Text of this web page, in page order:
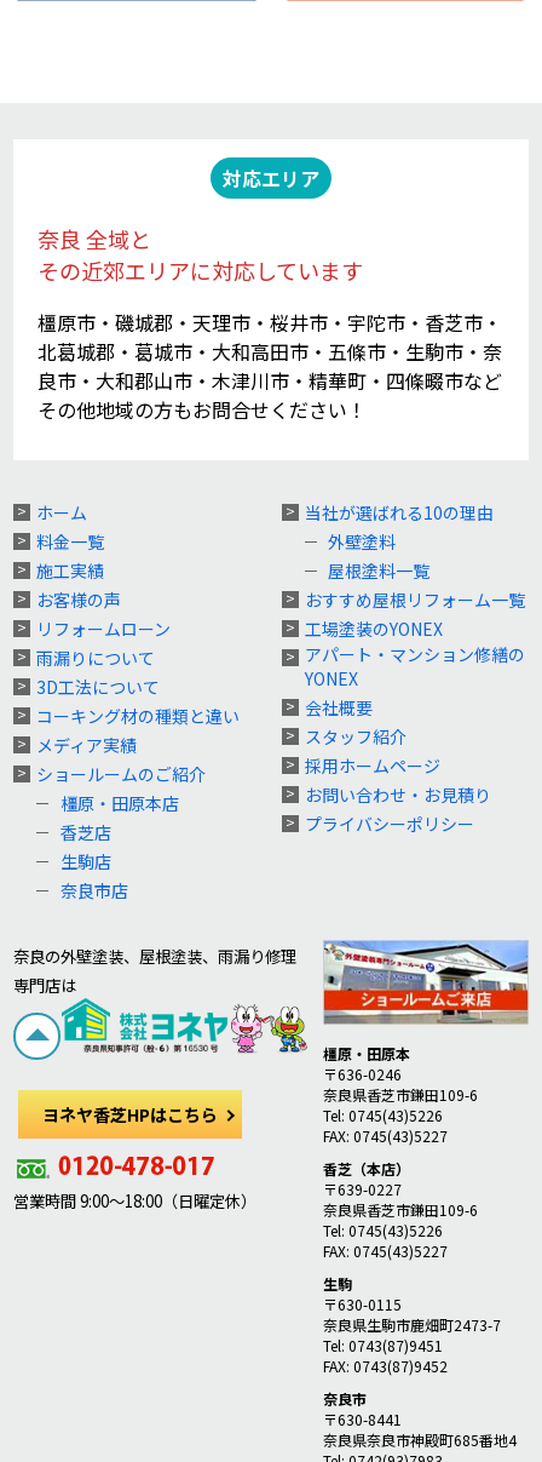
対応エリア
奈良 全域と
その近郊エリアに対応しています
橿原市・磯城郡・天理市・桜井市・宇陀市・香芝市・
北葛城郡・葛城市・大和高田市・五條市・生駒市・奈
良市・大和郡山市・木津川市・精華町・四條畷市など
その他地域の方もお問合せください！
ホーム
料金一覧
施工実績
お客様の声
リフォームローン
雨漏りについて
3D工法について
コーキング材の種類と違い
メディア実績
ショールームのご紹介
橿原・田原本店
香芝店
生駒店
奈良市店
当社が選ばれる10の理由
外壁塗料
屋根塗料一覧
おすすめ屋根リフォーム一覧
工場塗装のYONEX
アパート・マンション修繕の
YONEX
会社概要
スタッフ紹介
採用ホームページ
お問い合わせ・お見積り
プライバシーポリシー
奈良の外壁塗装、屋根塗装、雨漏り修理
専門店は
ヨネヤ香芝HPはこちら
営業時間 9:00～18:00（日曜定休）
橿原・田原本
〒636-0246
奈良県香芝市鎌田109-6
Tel: 0745(43)5226
FAX: 0745(43)5227
香芝（本店）
〒639-0227
奈良県香芝市鎌田109-6
Tel: 0745(43)5226
FAX: 0745(43)5227
生駒
〒630-0115
奈良県生駒市鹿畑町2473-7
Tel: 0743(87)9451
FAX: 0743(87)9452
奈良市
〒630-8441
奈良県奈良市神殿町685番地4